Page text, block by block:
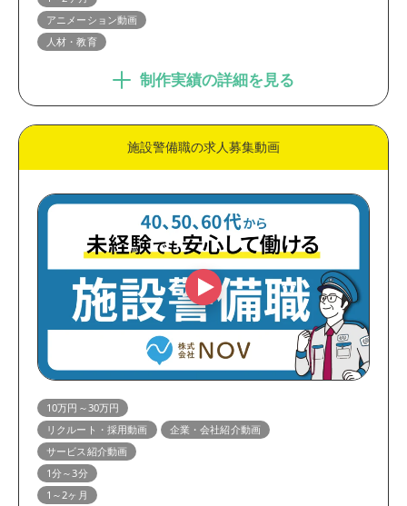
コンセプトムービー
インタビュー動画
業界
コンサルティング・WEB制
不動産・建築・建設
出版・メディア
サービス
動画の尺
30秒未満
30秒～1分
1分～3分
3分以上
1ヶ月未満
1～2ヶ月
2ヶ月以上
アニメーション動画
人材・教育
制作実績の詳細を見る
施設警備職の求人募集動画
10万円～30万円
リクルート・採用動画
企業・会社紹介動画
サービス紹介動画
1分～3分
1～2ヶ月